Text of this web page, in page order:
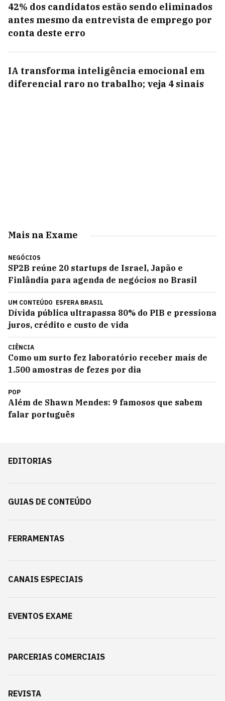
42% dos candidatos estão sendo eliminados
antes mesmo da entrevista de emprego por
conta deste erro
IA transforma inteligência emocional em
diferencial raro no trabalho; veja 4 sinais
Mais na Exame
NEGÓCIOS
SP2B reúne 20 startups de Israel, Japão e
Finlândia para agenda de negócios no Brasil
UM CONTEÚDO ESFERA BRASIL
Dívida pública ultrapassa 80% do PIB e pressiona
juros, crédito e custo de vida
CIÊNCIA
Como um surto fez laboratório receber mais de
1.500 amostras de fezes por dia
POP
Além de Shawn Mendes: 9 famosos que sabem
falar português
EDITORIAS
GUIAS DE CONTEÚDO
FERRAMENTAS
CANAIS ESPECIAIS
EVENTOS EXAME
PARCERIAS COMERCIAIS
REVISTA